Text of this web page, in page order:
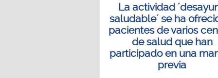
La actividad
saludable´ se ha
pacientes de varios
de salud que han
participado en una
previa